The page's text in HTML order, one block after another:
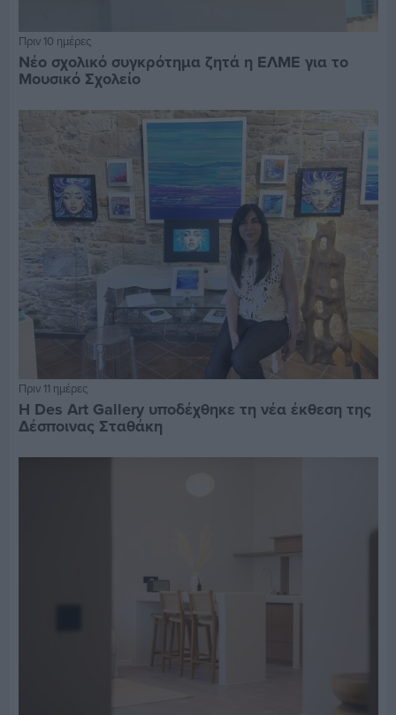
Πριν 10 ημέρες
Νέο σχολικό συγκρότημα ζητά η ΕΛΜΕ για το
Μουσικό Σχολείο
Πριν 11 ημέρες
Η Des Art Gallery υποδέχθηκε τη νέα έκθεση της
Δέσποινας Σταθάκη